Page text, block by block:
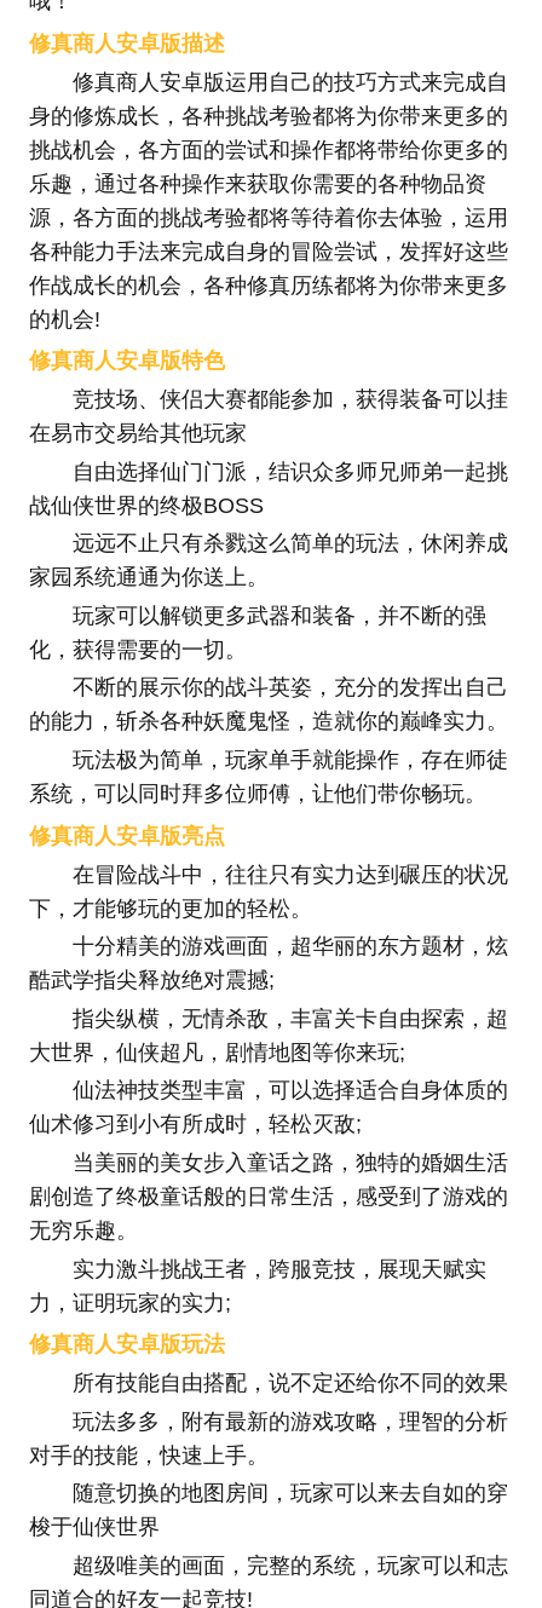
修真商人安卓版描述
修真商人安卓版运用自己的技巧方式来完成自
身的修炼成长，各种挑战考验都将为你带来更多的
挑战机会，各方面的尝试和操作都将带给你更多的
乐趣，通过各种操作来获取你需要的各种物品资
源，各方面的挑战考验都将等待着你去体验，运用
各种能力手法来完成自身的冒险尝试，发挥好这些
作战成长的机会，各种修真历练都将为你带来更多
的机会!
修真商人安卓版特色
竞技场、侠侣大赛都能参加，获得装备可以挂
在易市交易给其他玩家
自由选择仙门门派，结识众多师兄师弟一起挑
战仙侠世界的终极BOSS
远远不止只有杀戮这么简单的玩法，休闲养成
家园系统通通为你送上。
玩家可以解锁更多武器和装备，并不断的强
化，获得需要的一切。
不断的展示你的战斗英姿，充分的发挥出自己
的能力，斩杀各种妖魔鬼怪，造就你的巅峰实力。
玩法极为简单，玩家单手就能操作，存在师徒
系统，可以同时拜多位师傅，让他们带你畅玩。
修真商人安卓版亮点
在冒险战斗中，往往只有实力达到碾压的状况
下，才能够玩的更加的轻松。
十分精美的游戏画面，超华丽的东方题材，炫
酷武学指尖释放绝对震撼;
指尖纵横，无情杀敌，丰富关卡自由探索，超
大世界，仙侠超凡，剧情地图等你来玩;
仙法神技类型丰富，可以选择适合自身体质的
仙术修习到小有所成时，轻松灭敌;
当美丽的美女步入童话之路，独特的婚姻生活
剧创造了终极童话般的日常生活，感受到了游戏的
无穷乐趣。
实力激斗挑战王者，跨服竞技，展现天赋实
力，证明玩家的实力;
修真商人安卓版玩法
所有技能自由搭配，说不定还给你不同的效果
玩法多多，附有最新的游戏攻略，理智的分析
对手的技能，快速上手。
随意切换的地图房间，玩家可以来去自如的穿
梭于仙侠世界
超级唯美的画面，完整的系统，玩家可以和志
同道合的好友一起竞技!